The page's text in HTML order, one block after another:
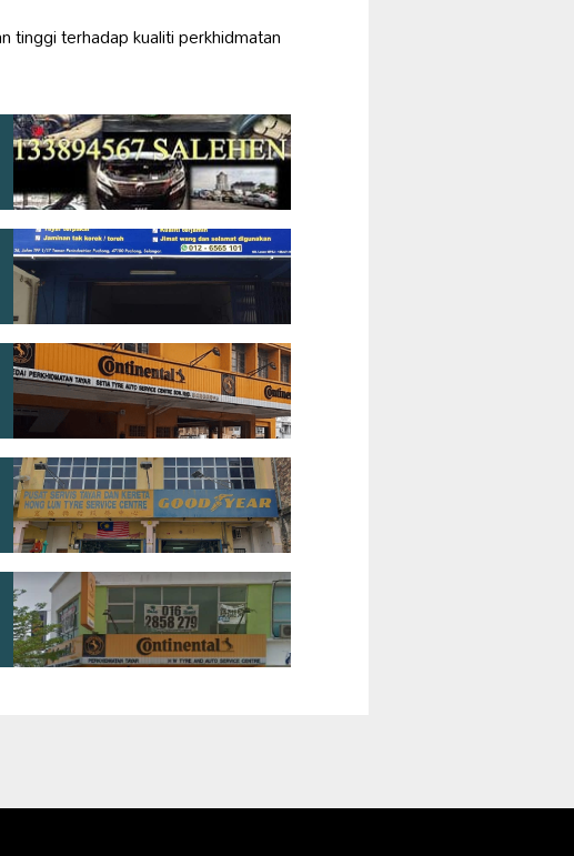
tinggi terhadap kualiti perkhidmatan